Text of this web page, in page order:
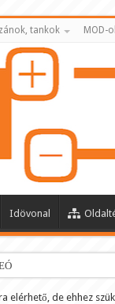
tankok MOD-
Idövonal
2.0
elérhető, de ehhez